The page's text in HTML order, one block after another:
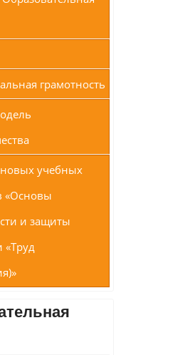
грамотность
учебных
«Основы
и защиты
«Труд